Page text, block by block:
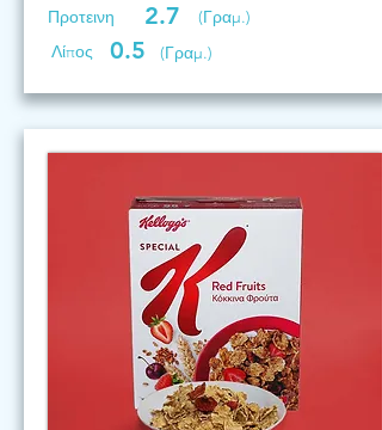
Προτεινη 2.7
(Γραμ.)
Λίπος
0.5 (Γραμ.)